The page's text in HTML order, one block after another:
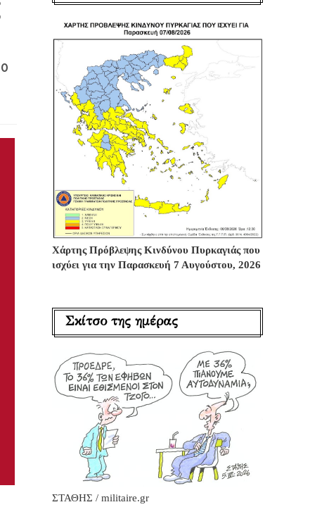
0
Χάρτης Πρόβλεψης Κινδύνου Πυρκαγιάς που
ισχύει για την Παρασκευή 7 Αυγούστου, 2026
Σκίτσο της ημέρας
ΣΤΑΘΗΣ / militaire.gr